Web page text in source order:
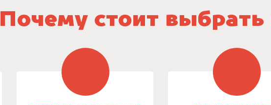
Почему стоит выбрать